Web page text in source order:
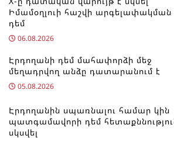
Իմամօղլուի հաշվի արգելափակման
դեմ
06.08.2026
Էրդողանի դեմ մահափորձի մեջ
մեղադրվող անձը դատարանում է
05.08.2026
Էրդողանին սպառնալու համար կին
պատգամավորի դեմ
սկսվել